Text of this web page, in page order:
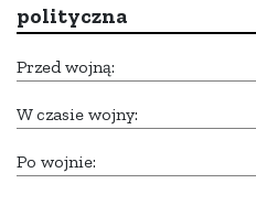
polityczna
Przed wojną:
W czasie wojny:
Po wojnie: